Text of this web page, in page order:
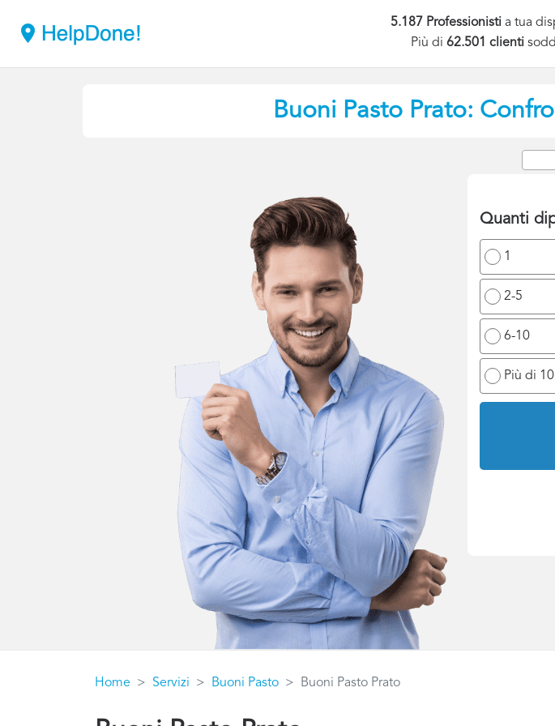
5.187 Professionisti a tua
Più di62.501 clienti
Buoni Pasto Prato:
Quanti
1
2-5
6-10
Più di 10
Home Servizi Buoni Pasto Buoni Pasto Prato